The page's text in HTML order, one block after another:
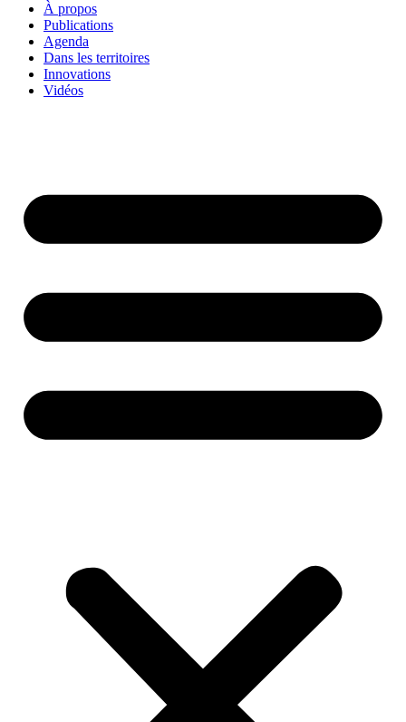
À propos
Publications
Agenda
Dans les territoires
Innovations
Vidéos